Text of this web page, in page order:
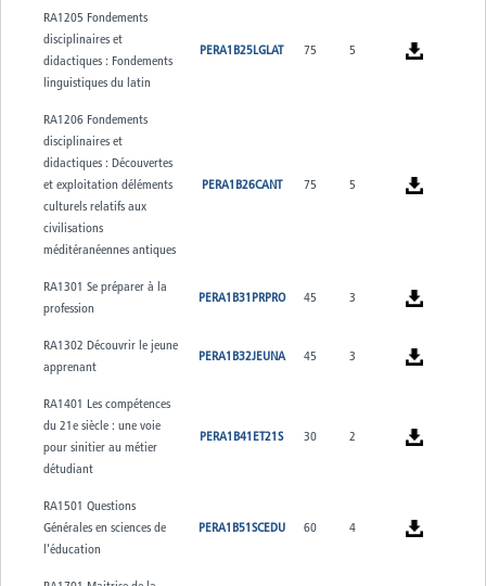
RA1205 Fondements
disciplinaires et
didactiques : Fondements
linguistiques du latin
PERA1B25LGLAT 75 5
RA1206 Fondements
disciplinaires et
didactiques : Découvertes
et exploitation déléments
culturels relatifs aux
civilisations
méditéranéennes antiques
PERA1B26CANT 75 5
RA1301 Se préparer à la
profession
PERA1B31PRPRO 45 3
RA1302 Découvrir le jeune
apprenant
PERA1B32JEUNA 45 3
RA1401 Les compétences
du 21e siècle : une voie
pour sinitier au métier
détudiant
PERA1B41ET21S 30 2
RA1501 Questions
Générales en sciences de
l'éducation
PERA1B51SCEDU 60 4